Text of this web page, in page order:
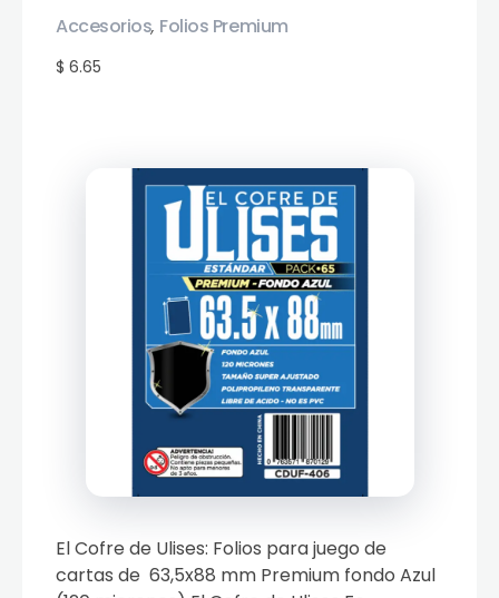
$ 6.65
Accesorios, Folios Premium
El Cofre de Ulises: Folios para juego de
cartas de 63,5x88 mm Premium fondo Azul